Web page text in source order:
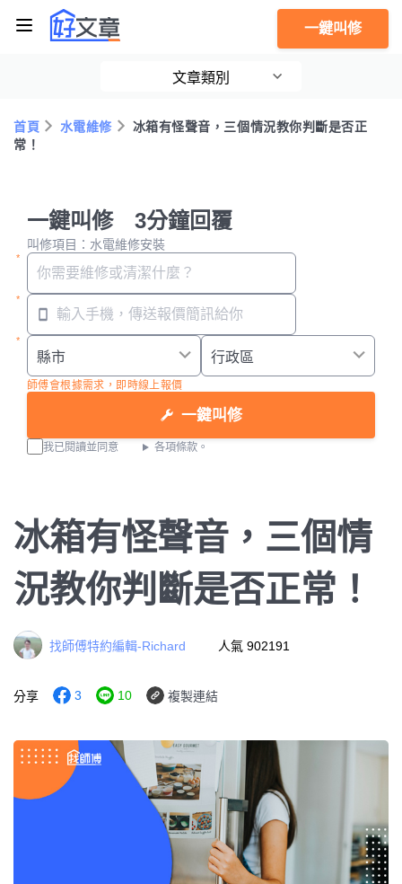
一鍵叫修
文章類別
首頁 水電維修
冰箱有怪聲音，三個情況教你判斷是否正
常！
一鍵叫修 3分鐘回覆
叫修項目：水電維修安裝
師傅會根據需求，即時線上報價
一鍵叫修
我已閱讀並同意 各項條款。
冰箱有怪聲音，三個情
況教你判斷是否正常！
找師傅特約編輯-Richard 人氣 902191
分享 3 10 複製連結